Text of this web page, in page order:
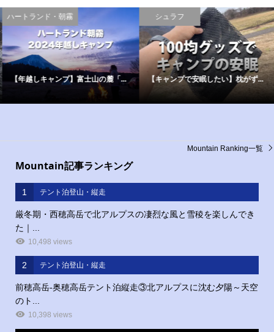
ハートランド・朝霧
【年越しキャンプ】富士山の麓「...
シュラフ
【キャンプで安眠したい】枕がず...
Mountain記事ランキング
1 テント泊登山・縦走
厳冬期・西穂高岳で北アルプスの凄烈な風と雪稜を楽しんでき
た｜...
10,498 views
2 テント泊登山・縦走
前穂高岳‐奥穂高岳テント泊縦走③北アルプスに沈む夕陽～天空
のト...
10,398 views
Mountain Ranking一覧